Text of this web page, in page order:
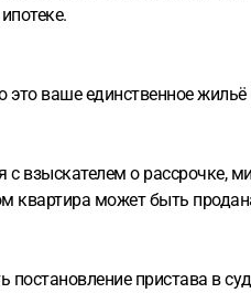
ваше единственное
взыскателем о рассрочке,
может быть
пристава в